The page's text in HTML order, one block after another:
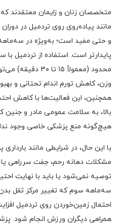
متخصصان زنان و زایمان معتقدند
مانند پیاده‌روی روی تردمیل در دوران
و حتی مفید است؛ به‌ویژه در
پایدارتر است. استفاده از
محدود (معمولاً ۱۵
وزن، کاهش تورم اندام تحتانی و
همچنین، این فعالیت‌ها با کاهش
بالا، به سلامت عمومی مادر و
هیچ‌گونه منع پزشکی خاصی وجود
با این حال، در شرایطی مانند
مشکلات دهانه رحم، جفت سرراهی یا
توصیه نمی‌شود یا باید با نهایت
سه‌ماهه سوم که تغییر مرکز ثقل
احتمال زمین‌خوردن روی تردمیل
همراهی دیگران ورزش انجام شود.